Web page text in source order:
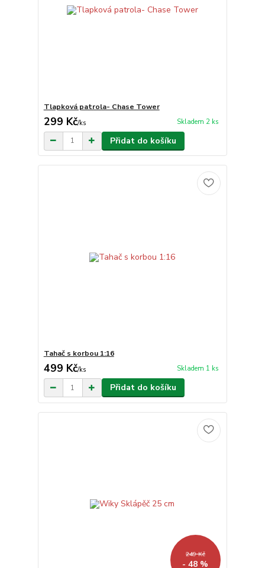
Tlapková patrola- Chase Tower
299 Kč/ks Skladem 2 ks
Přidat do košíku
Tahač s korbou 1:16
499 Kč/ks Skladem 1 ks
Přidat do košíku
249 Kč
- 48 %